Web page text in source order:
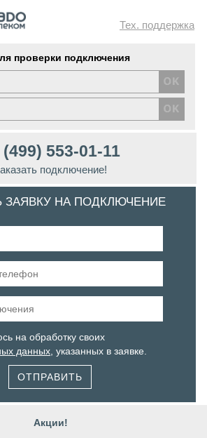
Тех. поддержка
проверки подключения
(499) 553-01-11
подключение!
НА ПОДКЛЮЧЕНИЕ
на обработку своих
данных , указанных в заявке.
ОТПРАВИТЬ
Акции!